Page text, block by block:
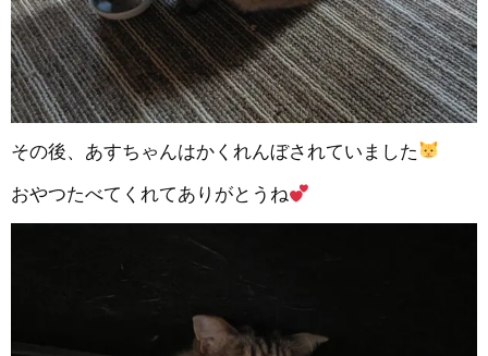
その後、あすちゃんはかくれんぼされていました
おやつたべてくれてありがとうね